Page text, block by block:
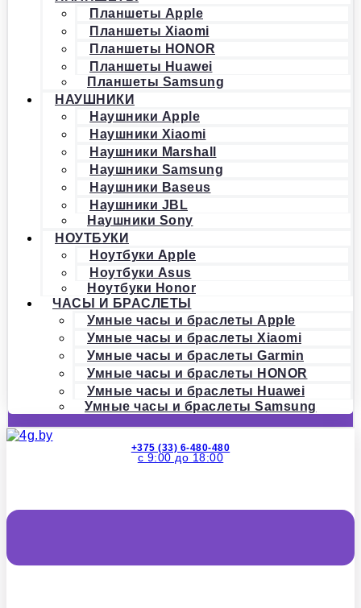
Планшеты Apple
Планшеты Xiaomi
Планшеты HONOR
Планшеты Huawei
Планшеты Samsung
НАУШНИКИ
Наушники Apple
Наушники Xiaomi
Наушники Marshall
Наушники Samsung
Наушники Baseus
Наушники JBL
Наушники Sony
НОУТБУКИ
Ноутбуки Apple
Ноутбуки Asus
Ноутбуки Honor
ЧАСЫ И БРАСЛЕТЫ
Умные часы и браслеты Apple
Умные часы и браслеты Xiaomi
Умные часы и браслеты Garmin
Умные часы и браслеты HONOR
Умные часы и браслеты Huawei
Умные часы и браслеты Samsung
+375 (33) 6-480-480
с 9:00 до 18:00